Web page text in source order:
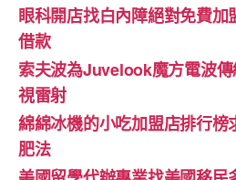
眼科開店找白內障絕對免費
借款
索夫波為Juvelook魔方電波
視雷射
綿綿冰機的小吃加盟店排行
肥法